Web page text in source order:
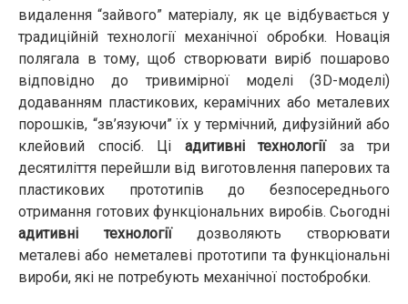
видалення “зайвого” матеріалу, як це відбувається у
традиційній технології механічної обробки. Новація
полягала в тому, щоб створювати виріб пошарово
відповідно до тривимірної моделі (3D-моделі)
додаванням пластикових, керамічних або металевих
порошків, “зв’язуючи” їх у термічний, дифузійний або
клейовий спосіб. Ці адитивні технологіїза три
десятиліття перейшли від виготовлення паперових та
пластикових прототипів до безпосереднього
отримання готових функціональних виробів. Сьогодні
адитивні технологіїдозволяють створювати
металеві або неметалеві прототипи та функціональні
вироби, які не потребують механічної постобробки.